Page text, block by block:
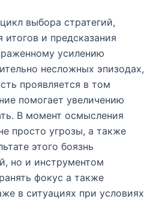
выбора стратегий,
и предсказания
усилению
несложных эпизодах,
проявляется в том
помогает увеличению
В момент осмысления
просто угрозы, а также
этого боязнь
но и инструментом
фокус а также
в ситуациях при условиях